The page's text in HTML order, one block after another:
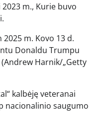
m., Kurie buvo
m. Kovo 13 d.
Donaldu Trumpu
(Andrew Harnik/„Getty
kalbėję veteranai
nacionalinio saugumo